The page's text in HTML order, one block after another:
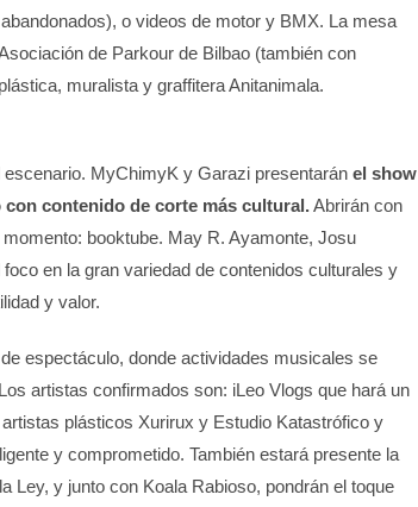
o videos de motor y BMX. La mesa
de Parkour de Bilbao (también con
muralista y graffitera Anitanimala.
MyChimyK y Garazi presentaránel show
contenido de corte más cultural.Abrirán con
booktube. May R. Ayamonte, Josu
en la gran variedad de contenidos culturales y
y valor.
espectáculo, donde actividades musicales se
artistas confirmados son: iLeo Vlogs que hará un
plásticos Xurirux y Estudio Katastrófico y
y comprometido. También estará presente la
Ley, y junto con Koala Rabioso, pondrán el toque